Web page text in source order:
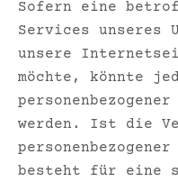
Sofern eine
Services unseres
unsere
möchte, könnte
werden. Ist die
besteht für eine